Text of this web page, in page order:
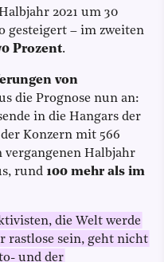
2021 um 30
gesteigert – im zweiten
Prozent.
von
die Prognose nun an:
in die Hangars der
Konzern mit 566
Halbjahr
rund 100 mehr als im
die Welt werde
rastlose sein, geht nicht
und der